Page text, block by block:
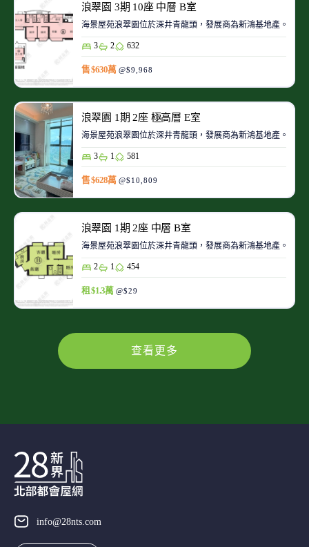
浪翠園 3期 10座 中層 B室
海景屋苑浪翠園位於深井青龍頭，發展商為新鴻基地產。浪
3 2 632
售 $630萬 @$9,968
浪翠園 1期 2座 極高層 E室
海景屋苑浪翠園位於深井青龍頭，發展商為新鴻基地產。浪
3 1 581
售 $628萬 @$10,809
浪翠園 1期 2座 中層 B室
海景屋苑浪翠園位於深井青龍頭，發展商為新鴻基地產。浪
2 1 454
租 $1.3萬 @$29
查看更多
info@28nts.com